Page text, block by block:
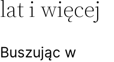
lat i więcej
Buszując w